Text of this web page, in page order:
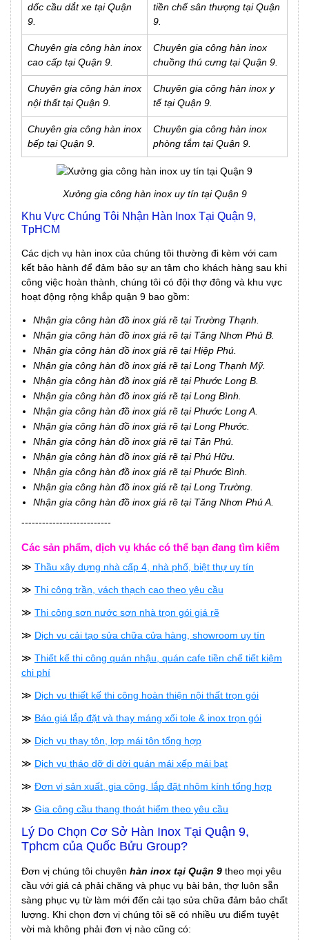
dốc cầu dắt xe tại Quận
9.
tiền chế sân thượng tại Quận
9.
Chuyên gia công hàn inox
cao cấp tại Quận 9.
Chuyên gia công hàn inox
chuồng thú cưng tại Quận 9.
Chuyên gia công hàn inox
nội thất tại Quận 9.
Chuyên gia công hàn inox y
tế tại Quận 9.
Chuyên gia công hàn inox
bếp tại Quận 9.
Chuyên gia công hàn inox
phòng tắm tại Quận 9.
Xưởng gia công hàn inox uy tín tại Quận 9
Khu Vực Chúng Tôi Nhận Hàn Inox Tại Quận 9,
TpHCM
Các dịch vụ hàn inox của chúng tôi thường đi kèm với cam
kết bảo hành để đảm bảo sự an tâm cho khách hàng sau khi
công việc hoàn thành, chúng tôi có đội thợ đông và khu vực
hoạt động rộng khắp quận 9 bao gồm:
Nhận gia công hàn đồ inox giá rẽ tại Trường Thạnh.
Nhận gia công hàn đồ inox giá rẽ tại Tăng Nhơn Phú B.
Nhận gia công hàn đồ inox giá rẽ tại Hiệp Phú.
Nhận gia công hàn đồ inox giá rẽ tại Long Thạnh Mỹ.
Nhận gia công hàn đồ inox giá rẽ tại Phước Long B.
Nhận gia công hàn đồ inox giá rẽ tại Long Bình.
Nhận gia công hàn đồ inox giá rẽ tại Phước Long A.
Nhận gia công hàn đồ inox giá rẽ tại Long Phước.
Nhận gia công hàn đồ inox giá rẽ tại Tân Phú.
Nhận gia công hàn đồ inox giá rẽ tại Phú Hữu.
Nhận gia công hàn đồ inox giá rẽ tại Phước Bình.
Nhận gia công hàn đồ inox giá rẽ tại Long Trường.
Nhận gia công hàn đồ inox giá rẽ tại Tăng Nhơn Phú A.
--------------------------
Các sản phẩm, dịch vụ khác có thể bạn đang tìm kiếm
≫ Thầu xây dựng nhà cấp 4, nhà phố, biệt thự uy tín
≫ Thi công trần, vách thạch cao theo yêu cầu
≫ Thi công sơn nước sơn nhà trọn gói giá rẽ
≫ Dịch vụ cải tạo sửa chữa cửa hàng, showroom uy tín
≫ Thiết kế thi công quán nhậu, quán cafe tiền chế tiết kiệm
chi phí
≫ Dịch vụ thiết kế thi công hoàn thiện nội thất trọn gói
≫ Báo giá lắp đặt và thay máng xối tole & inox trọn gói
≫ Dịch vụ thay tôn, lợp mái tôn tổng hợp
≫ Dịch vụ tháo dỡ di dời quán mái xếp mái bạt
≫ Đơn vị sản xuất, gia công, lắp đặt nhôm kính tổng hợp
≫ Gia công cầu thang thoát hiểm theo yêu cầu
Lý Do Chọn Cơ Sở Hàn Inox Tại Quận 9,
Tphcm của Quốc Bửu Group?
Đơn vị chúng tôi chuyên hàn inox tại Quận 9 theo mọi yêu
cầu với giá cả phải chăng và phục vụ bài bản, thợ luôn sẵn
sàng phục vụ từ làm mới đến cải tạo sửa chữa đảm bảo chất
lượng. Khi chọn đơn vị chúng tôi sẽ có nhiều ưu điểm tuyệt
vời mà không phải đơn vị nào cũng có: